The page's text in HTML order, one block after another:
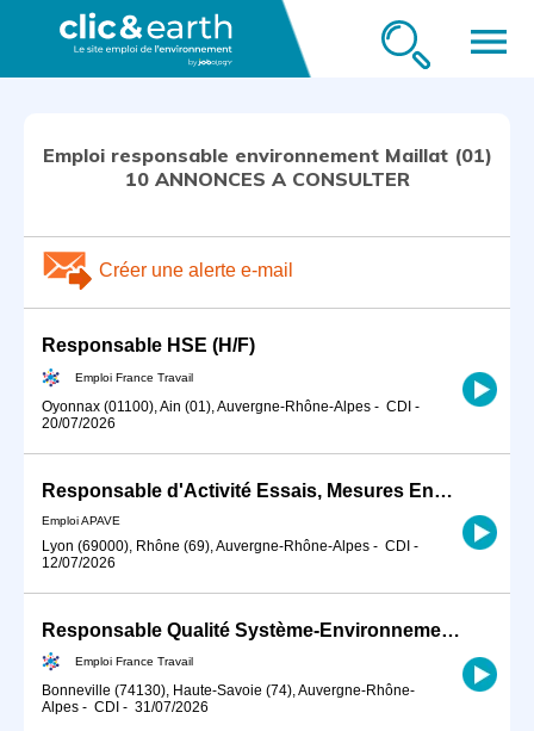
menu
Emploi responsable environnement Maillat (01)
10 ANNONCES A CONSULTER
Créer une alerte e-mail
Responsable HSE (H/F)
Emploi France Travail
Oyonnax (01100), Ain (01), Auvergne-Rhône-Alpes - CDI -
20/07/2026
Responsable d'Activité Essais, Mesures Environnement H/F
Emploi APAVE
Lyon (69000), Rhône (69), Auvergne-Rhône-Alpes - CDI -
12/07/2026
Responsable Qualité Système-Environnement CDI H/F (H/F)
Emploi France Travail
Bonneville (74130), Haute-Savoie (74), Auvergne-Rhône-
Alpes - CDI - 31/07/2026